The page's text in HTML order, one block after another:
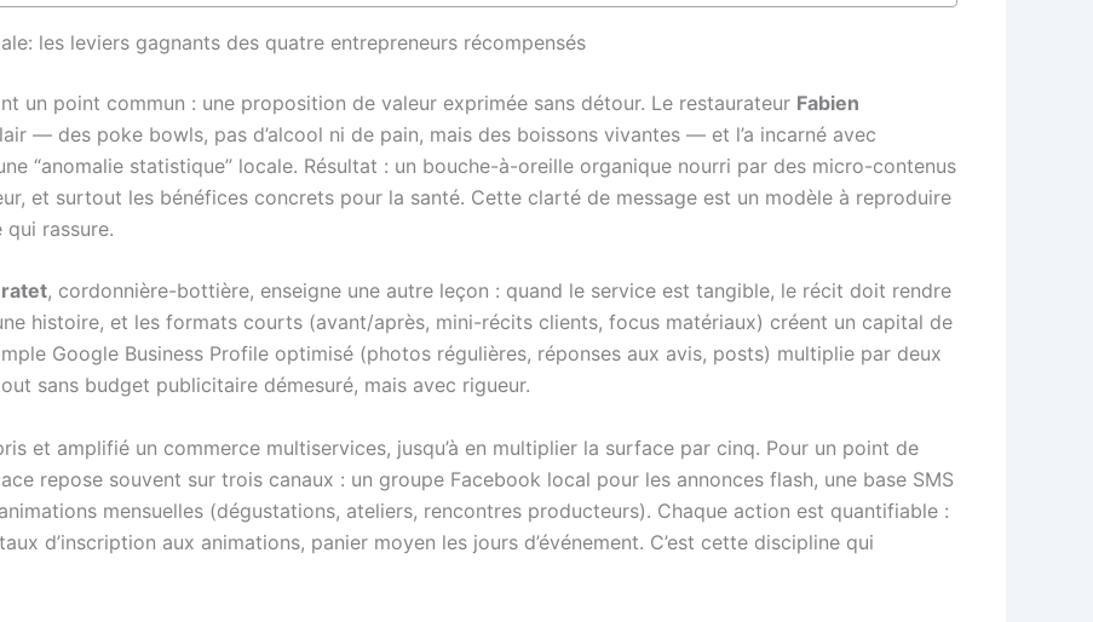
les leviers gagnants des quatre entrepreneurs récompensés
un point commun : une proposition de valeur exprimée sans détour. Le restaurateur Fabien
— des poke bowls, pas d’alcool ni de pain, mais des boissons vivantes — et l’a incarné avec
“anomalie statistique” locale. Résultat : un bouche-à-oreille organique nourri par des micro-contenus
et surtout les bénéfices concrets pour la santé. Cette clarté de message est un modèle à reproduire
qui rassure.
, cordonnière-bottière, enseigne une autre leçon : quand le service est tangible, le récit doit rendre
histoire, et les formats courts (avant/après, mini-récits clients, focus matériaux) créent un capital de
Google Business Profile optimisé (photos régulières, réponses aux avis, posts) multiplie par deux
sans budget publicitaire démesuré, mais avec rigueur.
et amplifié un commerce multiservices, jusqu’à en multiplier la surface par cinq. Pour un point de
repose souvent sur trois canaux : un groupe Facebook local pour les annonces flash, une base SMS
mensuelles (dégustations, ateliers, rencontres producteurs). Chaque action est quantifiable :
d’inscription aux animations, panier moyen les jours d’événement. C’est cette discipline qui